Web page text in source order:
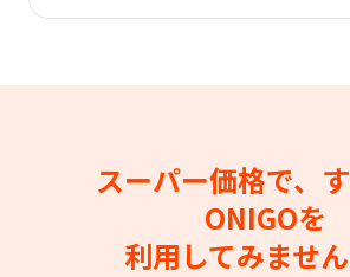
スーパー価格で、
ONIGOを
利用してみませ